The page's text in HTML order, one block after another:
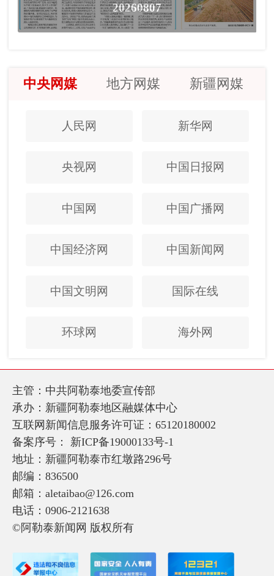
20260807
中央网媒 地方网媒 新疆网媒
人民网 新华网
央视网 中国日报网
中国网 中国广播网
中国经济网 中国新闻网
中国文明网 国际在线
环球网 海外网
主管：中共阿勒泰地委宣传部
承办：新疆阿勒泰地区融媒体中心
互联网新闻信息服务许可证：65120180002
备案序号： 新ICP备19000133号-1
地址：新疆阿勒泰市红墩路296号
邮编：836500
邮箱：aletaibao@126.com
电话：0906-2121638
©阿勒泰新闻网 版权所有